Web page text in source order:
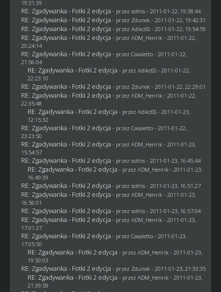
19:31:39
RE: Zgadywanka - Fotki 2 edycja - przez sothis- 2011-01-22, 19:38:44
RE: Zgadywanka - Fotki 2 edycja - przez Zdunek - 2011-01-22, 19:42:31
RE: Zgadywanka - Fotki 2 edycja - przez AdikoSS - 2011-01-22, 19:54:59
RE: Zgadywanka - Fotki 2 edycja - przez ADM_Henrik - 2011-01-22,
20:24:14
RE: Zgadywanka - Fotki 2 edycja - przez Casaletto- 2011-01-22,
21:56:04
RE: Zgadywanka - Fotki 2 edycja - przez AdikoSS - 2011-01-22,
22:23:10
RE: Zgadywanka - Fotki 2 edycja - przez Zdunek - 2011-01-22, 22:29:01
RE: Zgadywanka - Fotki 2 edycja - przez ADM_Henrik - 2011-01-22,
22:35:48
RE: Zgadywanka - Fotki 2 edycja - przez AdikoSS - 2011-01-23,
12:15:32
RE: Zgadywanka - Fotki 2 edycja - przez Casaletto- 2011-01-22,
23:23:50
RE: Zgadywanka - Fotki 2 edycja - przez ADM_Henrik - 2011-01-23,
15:54:57
RE: Zgadywanka - Fotki 2 edycja - przez sothis- 2011-01-23, 16:45:44
RE: Zgadywanka - Fotki 2 edycja - przez ADM_Henrik - 2011-01-23,
16:49:39
RE: Zgadywanka - Fotki 2 edycja - przez sothis- 2011-01-23, 16:51:27
RE: Zgadywanka - Fotki 2 edycja - przez ADM_Henrik - 2011-01-23,
16:56:01
RE: Zgadywanka - Fotki 2 edycja - przez sothis- 2011-01-23, 16:57:04
RE: Zgadywanka - Fotki 2 edycja - przez ADM_Henrik - 2011-01-23,
17:01:27
RE: Zgadywanka - Fotki 2 edycja - przez Casaletto- 2011-01-23,
17:05:50
RE: Zgadywanka - Fotki 2 edycja - przez ADM_Henrik - 2011-01-23,
19:50:03
RE: Zgadywanka - Fotki 2 edycja - przez Zdunek - 2011-01-23, 21:33:35
RE: Zgadywanka - Fotki 2 edycja - przez ADM_Henrik - 2011-01-23,
21:39:59